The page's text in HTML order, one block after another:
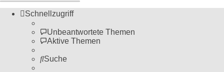
Schnellzugriff
Unbeantwortete Themen
Aktive Themen
Suche